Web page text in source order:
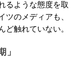
るような態度を取
ツのメディアも、
ど触れていない。
」